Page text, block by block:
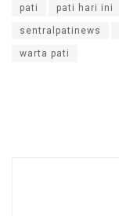
pati pati hari ini
sentralpatinews
warta pati